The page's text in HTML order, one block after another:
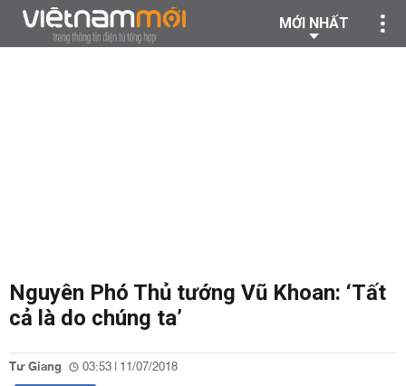
MỚI NHẤT
Nguyên Phó Thủ tướng Vũ Khoan: ‘Tất
cả là do chúng ta’
Tư Giang 03:53 | 11/07/2018